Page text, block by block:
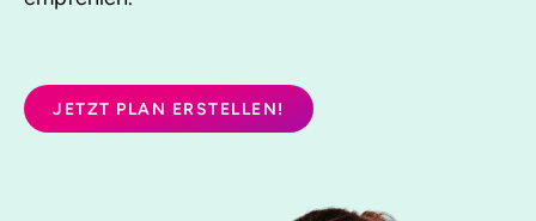
JETZT PLAN ERSTELLEN!